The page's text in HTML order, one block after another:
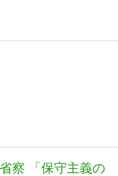
察 「保守主義の